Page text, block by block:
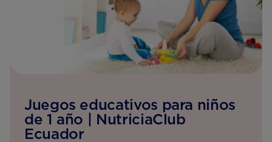
Juegos educativos para niños
de 1 año | NutriciaClub
Ecuador